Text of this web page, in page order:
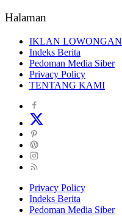
Halaman
IKLAN LOWONGAN
Indeks Berita
Pedoman Media Siber
Privacy Policy
TENTANG KAMI
Privacy Policy
Indeks Berita
Pedoman Media Siber